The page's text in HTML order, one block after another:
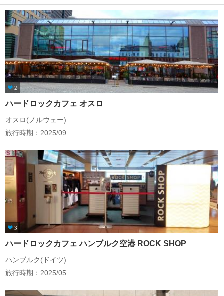
2
ハードロックカフェ オスロ
オスロ(ノルウェー)
旅行時期：2025/09
3
ハードロックカフェ ハンブルク空港 ROCK SHOP
ハンブルク(ドイツ)
旅行時期：2025/05